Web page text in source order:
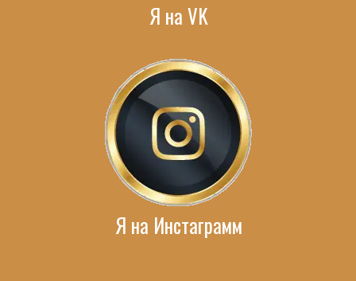
Я на VK
Я на Инстаграмм